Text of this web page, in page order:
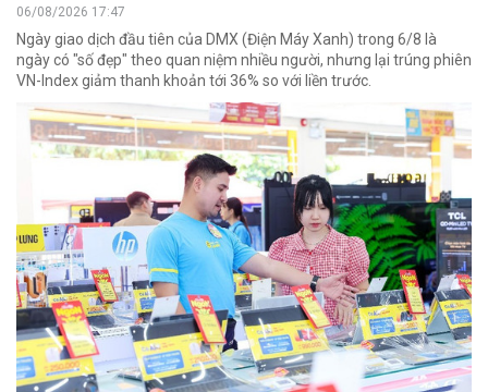
06/08/2026 17:47
Ngày giao dịch đầu tiên của DMX (Điện Máy Xanh) trong 6/8 là
ngày có "số đẹp" theo quan niệm nhiều người, nhưng lại trúng phiên
VN-Index giảm thanh khoản tới 36% so với liền trước.